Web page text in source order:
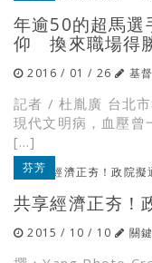
年逾50的超馬
仰 換來職場得
2016 / 01 / 26 基
記者 / 杜胤廣 台北
現代文明病，血壓
[…]
芬芳
共享經濟正夯！
2015 / 10 / 10 關